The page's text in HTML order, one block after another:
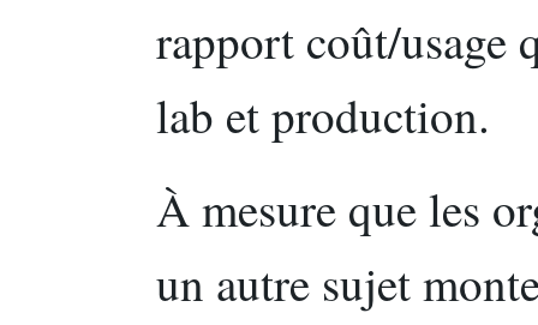
rapport coût/usage
lab et production.
À mesure que les
un autre sujet